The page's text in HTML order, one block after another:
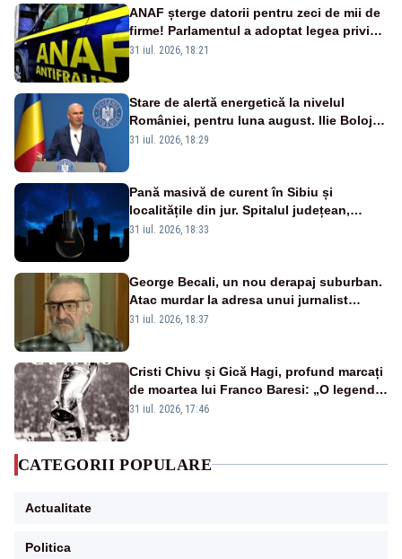
ANAF șterge datorii pentru zeci de mii de
firme! Parlamentul a adoptat legea privind
amnistia fiscală
31 iul. 2026, 18:21
Stare de alertă energetică la nivelul
României, pentru luna august. Ilie Bolojan
a anunțat importuri și posibile restricții –
31 iul. 2026, 18:29
Pană masivă de curent în Sibiu și
localitățile din jur. Spitalul județean,
semafoarele, rețelele de telefonie, grav
31 iul. 2026, 18:33
George Becali, un nou derapaj suburban.
Atac murdar la adresa unui jurnalist
sportiv – AUDIO
31 iul. 2026, 18:37
Cristi Chivu și Gică Hagi, profund marcați
de moartea lui Franco Baresi: „O legendă
a fotbalului mondial”
31 iul. 2026, 17:46
CATEGORII POPULARE
Actualitate
Politica